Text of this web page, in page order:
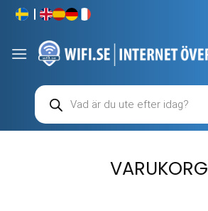
Skip
content
Produktsökning
VARUKORG